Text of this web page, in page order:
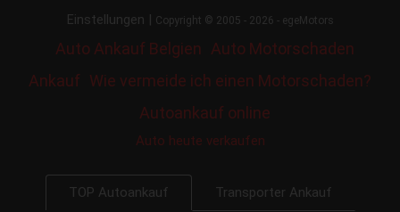
Einstellungen | Copyright © 2005 - 2026 - egeMotors
Auto Ankauf Belgien
Auto Motorschaden
Ankauf Wie vermeide ich einen Motorschaden?
Autoankauf online
Auto heute verkaufen
TOP Autoankauf Transporter Ankauf